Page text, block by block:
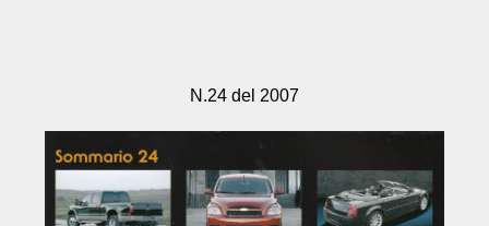
N.24 del 2007